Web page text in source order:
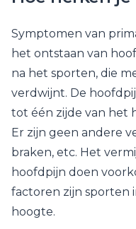
Symptomen van
het ontstaan van
na het sporten, die
verdwijnt. De
tot één zijde van het
Er zijn geen andere
braken, etc. Het
hoofdpijn doen
factoren zijn sporten
hoogte.